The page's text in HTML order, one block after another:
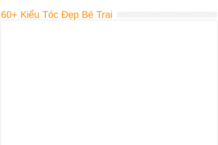
60+ Kiểu Tóc Đẹp Bé Trai